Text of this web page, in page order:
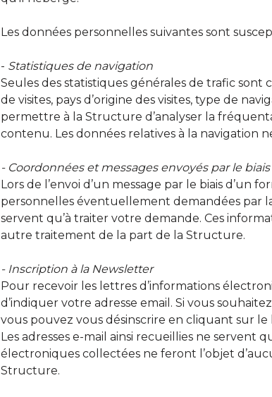
Les données personnelles suivantes sont
- Statistiques de navigation
Seules des statistiques générales de trafic
de visites, pays d’origine des visites, type de
permettre à la Structure d’analyser la
contenu. Les données relatives à la navigation
- Coordonnées et messages envoyés par le
Lors de l’envoi d’un message par le biais d’un
personnelles éventuellement demandées par
servent qu’à traiter votre demande. Ces
autre traitement de la part de la Structure.
- Inscription à la Newsletter
Pour recevoir les lettres d’informations
d’indiquer votre adresse email. Si vous
vous pouvez vous désinscrire en cliquant sur
Les adresses e-mail ainsi recueillies ne servent
électroniques collectées ne feront l’objet
Structure.